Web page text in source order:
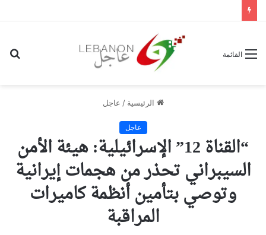
القائمة
الرئيسية / عاجل
عاجل
“القناة 12” الإسرائيلية: هيئة الأمن
السيبراني تحذر من هجمات إيرانية
وتوصي بتأمين أنظمة كاميرات
المراقبة